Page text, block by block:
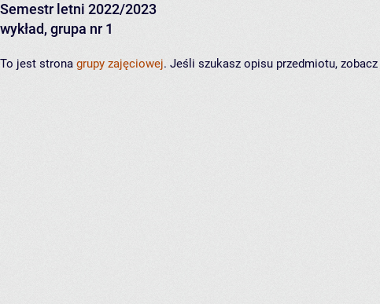
Semestr letni 2022/2023
wykład, grupa nr 1
To jest strona grupy zajęciowej. Jeśli szukasz opisu przedmiotu, zobacz